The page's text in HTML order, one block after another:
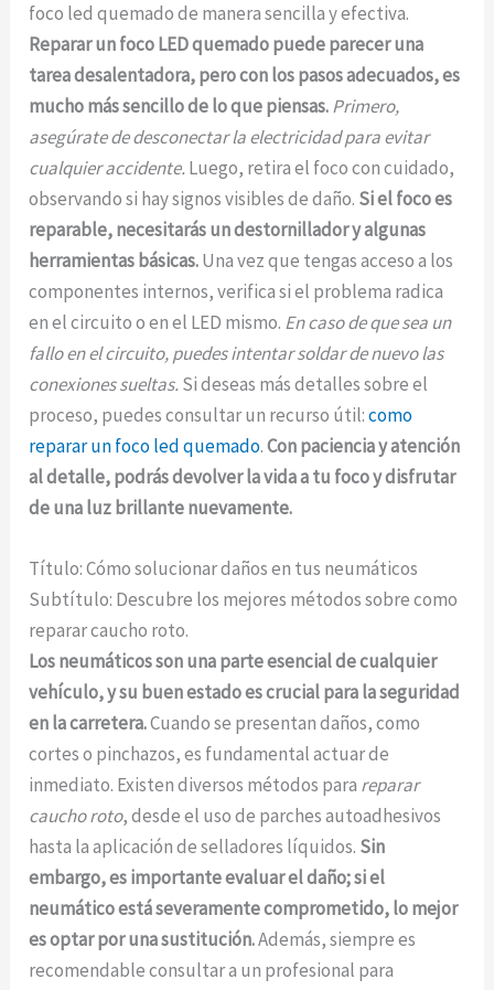
foco led quemado de manera sencilla y efectiva.
Reparar un foco LED quemado puede parecer una
tarea desalentadora, pero con los pasos adecuados, es
mucho más sencillo de lo que piensas.Primero,
asegúrate de desconectar la electricidad para evitar
cualquier accidente.Luego, retira el foco con cuidado,
observando si hay signos visibles de daño. Si el foco es
reparable, necesitarás un destornillador y algunas
herramientas básicas.Una vez que tengas acceso a los
componentes internos, verifica si el problema radica
en el circuito o en el LED mismo. En caso de que sea un
fallo en el circuito, puedes intentar soldar de nuevo las
conexiones sueltas.Si deseas más detalles sobre el
proceso, puedes consultar un recurso útil:como
reparar un foco led quemado.Con paciencia y atención
al detalle, podrás devolver la vida a tu foco y disfrutar
de una luz brillante nuevamente.
Título: Cómo solucionar daños en tus neumáticos
Subtítulo: Descubre los mejores métodos sobre como
reparar caucho roto.
Los neumáticos son una parte esencial de cualquier
vehículo, y su buen estado es crucial para la seguridad
en la carretera.Cuando se presentan daños, como
cortes o pinchazos, es fundamental actuar de
inmediato. Existen diversos métodos para reparar
caucho roto, desde el uso de parches autoadhesivos
hasta la aplicación de selladores líquidos. Sin
embargo, es importante evaluar el daño; si el
neumático está severamente comprometido, lo mejor
es optar por una sustitución.Además, siempre es
recomendable consultar a un profesional para